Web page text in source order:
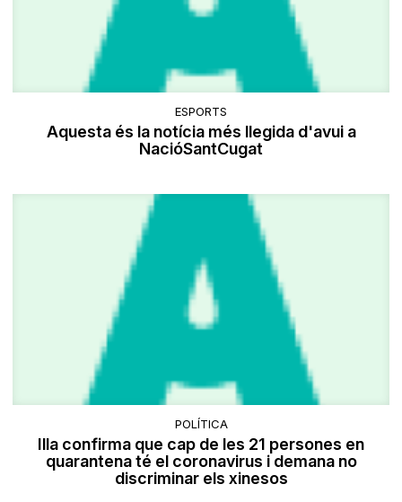
ESPORTS
Aquesta és la notícia més llegida d'avui a
NacióSantCugat
POLÍTICA
Illa confirma que cap de les 21 persones en
quarantena té el coronavirus i demana no
discriminar els xinesos